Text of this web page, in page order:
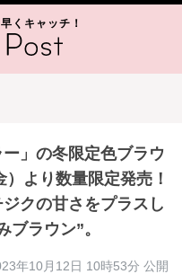
くキャッチ！
」の冬限定色ブラウ
より数量限定発売！
クの甘さをプラスし
ブラウン”。
年10月12日 10時53分 公開